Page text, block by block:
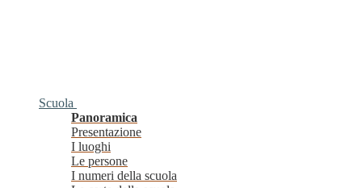
Scuola
Panoramica
Presentazione
I luoghi
Le persone
I numeri della scuola